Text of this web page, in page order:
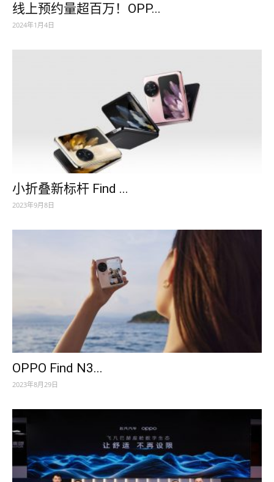
线上预约量超百万！OPP...
2024年1月4日
小折叠新标杆 Find ...
2023年9月8日
OPPO Find N3...
2023年8月29日